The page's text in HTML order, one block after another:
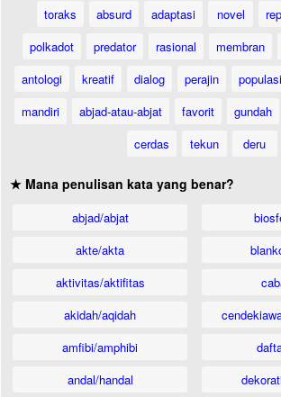
toraks
absurd adaptasi novel
polkadot
predator rasional membran
antologi
kreatif dialog perajin populasi
mandiri
abjad-atau-abjat favorit gundah
cerdas
tekun deru
★ Mana penulisan kata yang benar?
abjad/abjat
akte/akta
aktivitas/aktifitas
akidah/aqidah
amfibi/amphibi
andal/handal